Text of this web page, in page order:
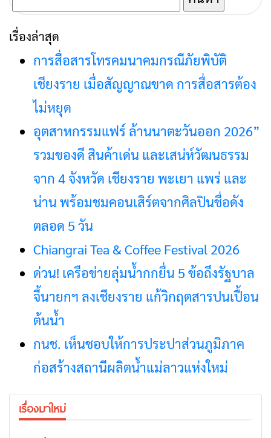
สำหรับ:
เรื่องล่าสุด
การสื่อสารโทรคมนาคมกรณีภัยพิบัติ
เชียงราย เมื่อสัญญาณขาด การสื่อสารต้อง
ไม่หยุด
อุตสาหกรรมแฟร์ ล้านนาตะวันออก 2026”
รวมของดี สินค้าเด่น และเสน่ห์วัฒนธรรม
จาก 4 จังหวัด เชียงราย พะเยา แพร่ และ
น่าน พร้อมชมคอนเสิร์ตจากศิลปินชื่อดัง
ตลอด 5 วัน
Chiangrai Tea & Coffee Festival 2026
ด่วน! เครือข่ายลุ่มน้ำกกยื่น 5 ข้อถึงรัฐบาล
จี้นายกฯ ลงเชียงราย แก้วิกฤตสารปนเปื้อน
ต้นน้ำ
กนช. เห็นชอบให้การประปาส่วนภูมิภาค
ก่อสร้างสถานีผลิตน้ำแม่ลาวแห่งใหม่
เรื่องมาใหม่